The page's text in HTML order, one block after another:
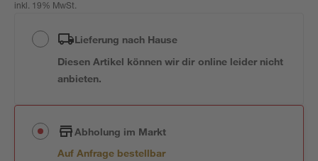
inkl. 19% MwSt.
Lieferung nach Hause
Diesen Artikel können wir dir online leider nicht
anbieten.
Abholung im Markt
Auf Anfrage bestellbar